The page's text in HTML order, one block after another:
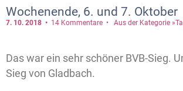
Wochenende, 6. und 7. Oktober
7. 10. 2018 14 Kommentare Aus der Kategorie
Das war ein sehr schöner BVB-Sieg.
Sieg von Gladbach.